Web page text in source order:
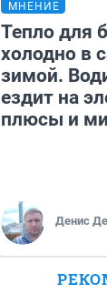
МНЕНИЕ
Тепло для
холодно в
зимой.
ездит на
плюсы и
Денис